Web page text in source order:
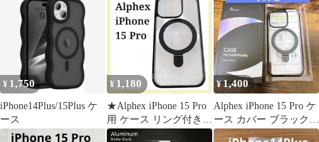
Pulse アルミ・ミラーシ
ルバー アルミバンパー
アルミニウム合金7075
AC26343i15
AC26345i15PR
AC26346i15PM
¥ 1,750
iPhone14Plus/15Plus ケ
ース
¥ 1,180
★Alphex iPhone 15 Pro
用 ケース リング付き
ブラック
¥1,400
Alphex iPhone 15 Pro ケ
ース カバー ブラック
黒